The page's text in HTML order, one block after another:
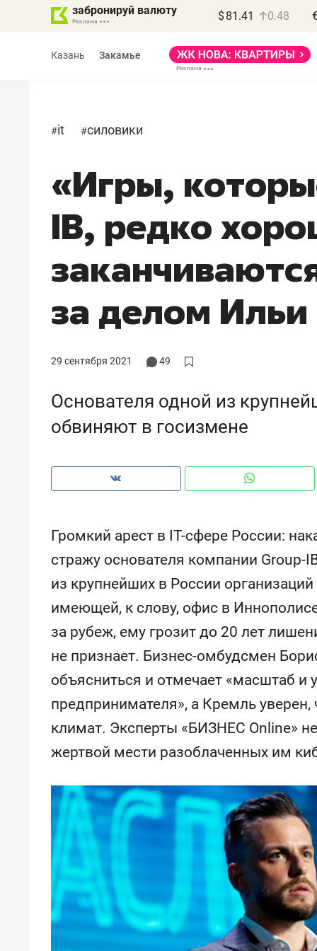
забронируй валюту $ 81.41 0.48
Казань Закамье
#it #силовики
«Игры,
IB, редко
за делом Ильи
29 сентября 2021 49
Основателя одной из
обвиняют в госизмене
Громкий арест в IT-сфере России:
стражу основателя компании
из крупнейших в России
имеющей, к слову, офис в
за рубеж, ему грозит до 20 лет
не признает. Бизнес-омбудсмен
объясниться и отмечает «масштаб и
предпринимателя», а Кремль уверен,
климат. Эксперты «БИЗНЕС Online»
жертвой мести разоблаченных им
Василь Мазитов
МАРТ
«Не зная местных
потерять минимум
Как бизнесу выйти на зарубежные
Падел, фитнес, танцы и даже
ниндзя-зал: как ТРЦ «Франт»
стал Меккой для любителей
спорта
когда
свою